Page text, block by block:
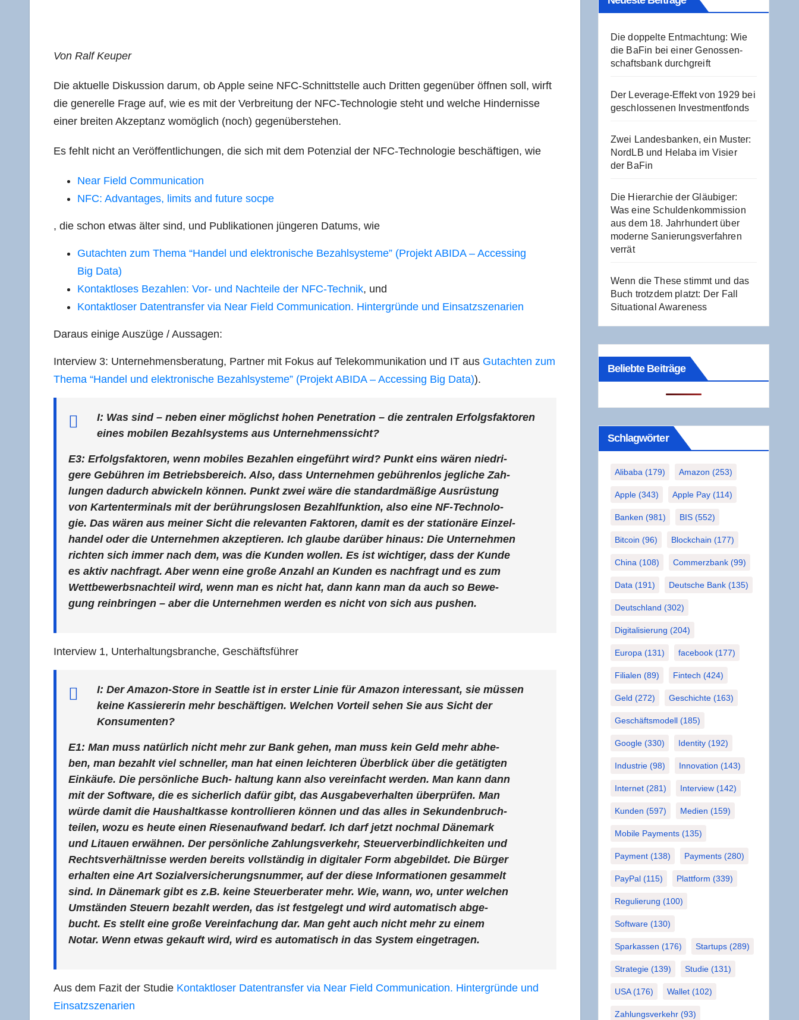
Von Ralf Keuper
Die aktu­el­le Dis­kus­si­on dar­um, ob Apple sei­ne NFC-Schnitt­stel­le auch Drit­ten gegen­über öff­nen soll, wirft
die gene­rel­le Fra­ge auf, wie es mit der Ver­brei­tung der NFC-Tech­no­lo­gie steht und wel­che Hin­der­nis­se
einer brei­ten Akzep­tanz womög­lich (noch) gegenüberstehen.
Es fehlt nicht an Ver­öf­fent­li­chun­gen, die sich mit dem Poten­zi­al der NFC-Tech­no­lo­gie beschäf­ti­gen, wie
Near Field Communication
NFC: Advan­ta­ges, limits and future socpe
, die schon etwas älter sind, und Publi­ka­tio­nen jün­ge­ren Datums, wie
Gut­ach­ten zum The­ma “Han­del und elek­tro­ni­sche Bezahl­sys­te­me” (Pro­jekt ABIDA – Acces­sing
Big Data)
Kon­takt­lo­ses Bezah­len: Vor- und Nach­tei­le der NFC-Tech­nik, und
Kon­takt­lo­ser Daten­trans­fer via Near Field Com­mu­ni­ca­ti­on. Hin­ter­grün­de und Einsatzszenarien
Dar­aus eini­ge Aus­zü­ge /​ Aus­sa­gen:
Inter­view 3: Unter­neh­mens­be­ra­tung, Part­ner mit Fokus auf Tele­kom­mu­ni­ka­ti­on und IT aus Gut­ach­ten zum
The­ma “Han­del und elek­tro­ni­sche Bezahl­sys­te­me” (Pro­jekt ABIDA – Acces­sing Big Data)).
I: Was sind – neben einer mög­lichst hohen Pene­tra­ti­on – die zen­tra­len Erfolgs­fak­to­ren
eines mobi­len Bezahl­sys­tems aus Unternehmenssicht?
E3: Erfolgs­fak­to­ren, wenn mobi­les Bezah­len ein­ge­führt wird? Punkt eins wären nied­ri­
ge­re Gebüh­ren im Betriebs­be­reich. Also, dass Unter­neh­men gebüh­ren­los jeg­li­che Zah­
lun­gen dadurch abwi­ckeln kön­nen. Punkt zwei wäre die stan­dard­mä­ßi­ge Aus­rüs­tung
von Kar­ten­ter­mi­nals mit der berüh­rungs­lo­sen Bezahl­funk­ti­on, also eine NF-Tech­no­lo­
gie. Das wären aus mei­ner Sicht die rele­van­ten Fak­to­ren, damit es der sta­tio­nä­re Ein­zel­
han­del oder die Unter­neh­men akzep­tie­ren. Ich glau­be dar­über hin­aus: Die Unter­neh­men
rich­ten sich immer nach dem, was die Kun­den wol­len. Es ist wich­ti­ger, dass der Kun­de
es aktiv nach­fragt. Aber wenn eine gro­ße Anzahl an Kun­den es nach­fragt und es zum
Wett­be­werbs­nach­teil wird, wenn man es nicht hat, dann kann man da auch so Bewe­
gung rein­brin­gen – aber die Unter­neh­men wer­den es nicht von sich aus pushen.
Inter­view 1, Unter­hal­tungs­bran­che, Geschäftsführer
I: Der Ama­zon-Store in Seat­tle ist in ers­ter Linie für Ama­zon inter­es­sant, sie müs­sen
kei­ne Kas­sie­re­rin mehr beschäf­ti­gen. Wel­chen Vor­teil sehen Sie aus Sicht der
Konsumenten?
E1: Man muss natür­lich nicht mehr zur Bank gehen, man muss kein Geld mehr abhe­
ben, man bezahlt viel schnel­ler, man hat einen leich­te­ren Über­blick über die getä­tig­ten
Ein­käu­fe. Die per­sön­li­che Buch- hal­tung kann also ver­ein­facht wer­den. Man kann dann
mit der Soft­ware, die es sicher­lich dafür gibt, das Aus­ga­be­ver­hal­ten über­prü­fen. Man
wür­de damit die Haus­halt­kas­se kon­trol­lie­ren kön­nen und das alles in Sekun­den­bruch­
tei­len, wozu es heu­te einen Rie­sen­auf­wand bedarf. Ich darf jetzt noch­mal Däne­mark
und Litau­en erwäh­nen. Der per­sön­li­che Zah­lungs­ver­kehr, Steu­er­ver­bind­lich­kei­ten und
Rechts­ver­hält­nis­se wer­den bereits voll­stän­dig in digi­ta­ler Form abge­bil­det. Die Bür­ger
erhal­ten eine Art Sozi­al­ver­si­che­rungs­num­mer, auf der die­se Infor­ma­tio­nen gesam­melt
sind. In Däne­mark gibt es z.B. kei­ne Steu­er­be­ra­ter mehr. Wie, wann, wo, unter wel­chen
Umstän­den Steu­ern bezahlt wer­den, das ist fest­ge­legt und wird auto­ma­tisch abge­
bucht. Es stellt eine gro­ße Ver­ein­fa­chung dar. Man geht auch nicht mehr zu einem
Notar. Wenn etwas gekauft wird, wird es auto­ma­tisch in das Sys­tem eingetragen.
Aus dem Fazit der Stu­die Kon­takt­lo­ser Daten­trans­fer via Near Field Com­mu­ni­ca­ti­on. Hin­ter­grün­de und
Einsatzszenarien
Die dop­pel­te Ent­mach­tung: Wie
die BaFin bei einer Genos­sen­
schafts­bank durchgreift
Der Levera­ge-Effekt von 1929 bei
geschlos­se­nen Investmentfonds
Zwei Lan­des­ban­ken, ein Mus­ter:
NordLB und Hela­ba im Visier
der BaFin
Die Hier­ar­chie der Gläu­bi­ger:
Was eine Schul­den­kom­mis­si­on
aus dem 18. Jahr­hun­dert über
moder­ne Sanie­rungs­ver­fah­ren
verrät
Wenn die The­se stimmt und das
Buch trotz­dem platzt: Der Fall
Situa­tio­nal Awareness
Beliebte Beiträge
Schlag­wör­ter
Alibaba (179) Amazon (253)
Apple(343) Apple Pay(114)
Banken (981) BIS(552)
Bitcoin (96) Blockchain (177)
China (108) Commerzbank(99)
Data (191) Deutsche Bank(135)
Deutschland (302)
Digitalisierung (204)
Europa (131) facebook(177)
Filialen (89) Fintech (424)
Geld (272) Geschichte(163)
Geschäftsmodell(185)
Google(330) Identity(192)
Industrie(98) Innovation (143)
Internet(281) Interview(142)
Kunden (597) Medien (159)
Mobile Payments(135)
Payment(138) Payments(280)
PayPal(115) Plattform (339)
Regulierung (100)
Software(130)
Sparkassen (176) Startups(289)
Strategie(139) Studie(131)
USA(176) Wallet(102)
Zahlungsverkehr(93)